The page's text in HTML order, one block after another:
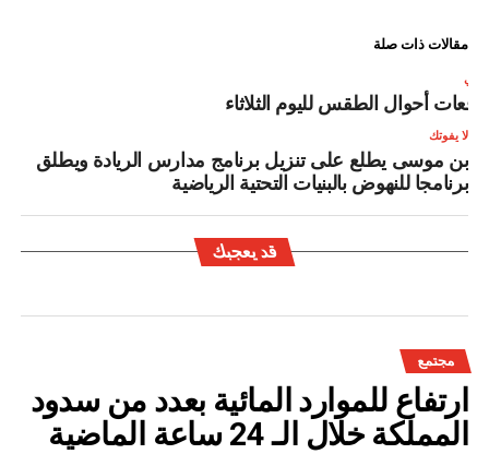
مقالات ذات صلة
أحوال الطقس لليوم الثلاثاء
لا يفوتك
بن موسى يطلع على تنزيل برنامج مدارس الريادة ويطلق
برنامجا للنهوض بالبنيات التحتية الرياضية
قد يعجبك
مجتمع
ارتفاع للموارد المائية بعدد من سدود
المملكة خلال الـ 24 ساعة الماضية